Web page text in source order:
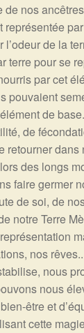
de nos
l’odeur de la
terre pour se
par cet
pouvaient
de
de
retourner
des longs
faire germer
de soi, de
notre Terre
nos
nous
nous
être et
cette